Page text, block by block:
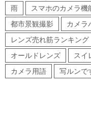
雨
スマホのカメラ機
都市景観撮影
カメラ
レンズ売れ筋ランキング
オールドレンズ
スイ
カメラ用語
写ルンで